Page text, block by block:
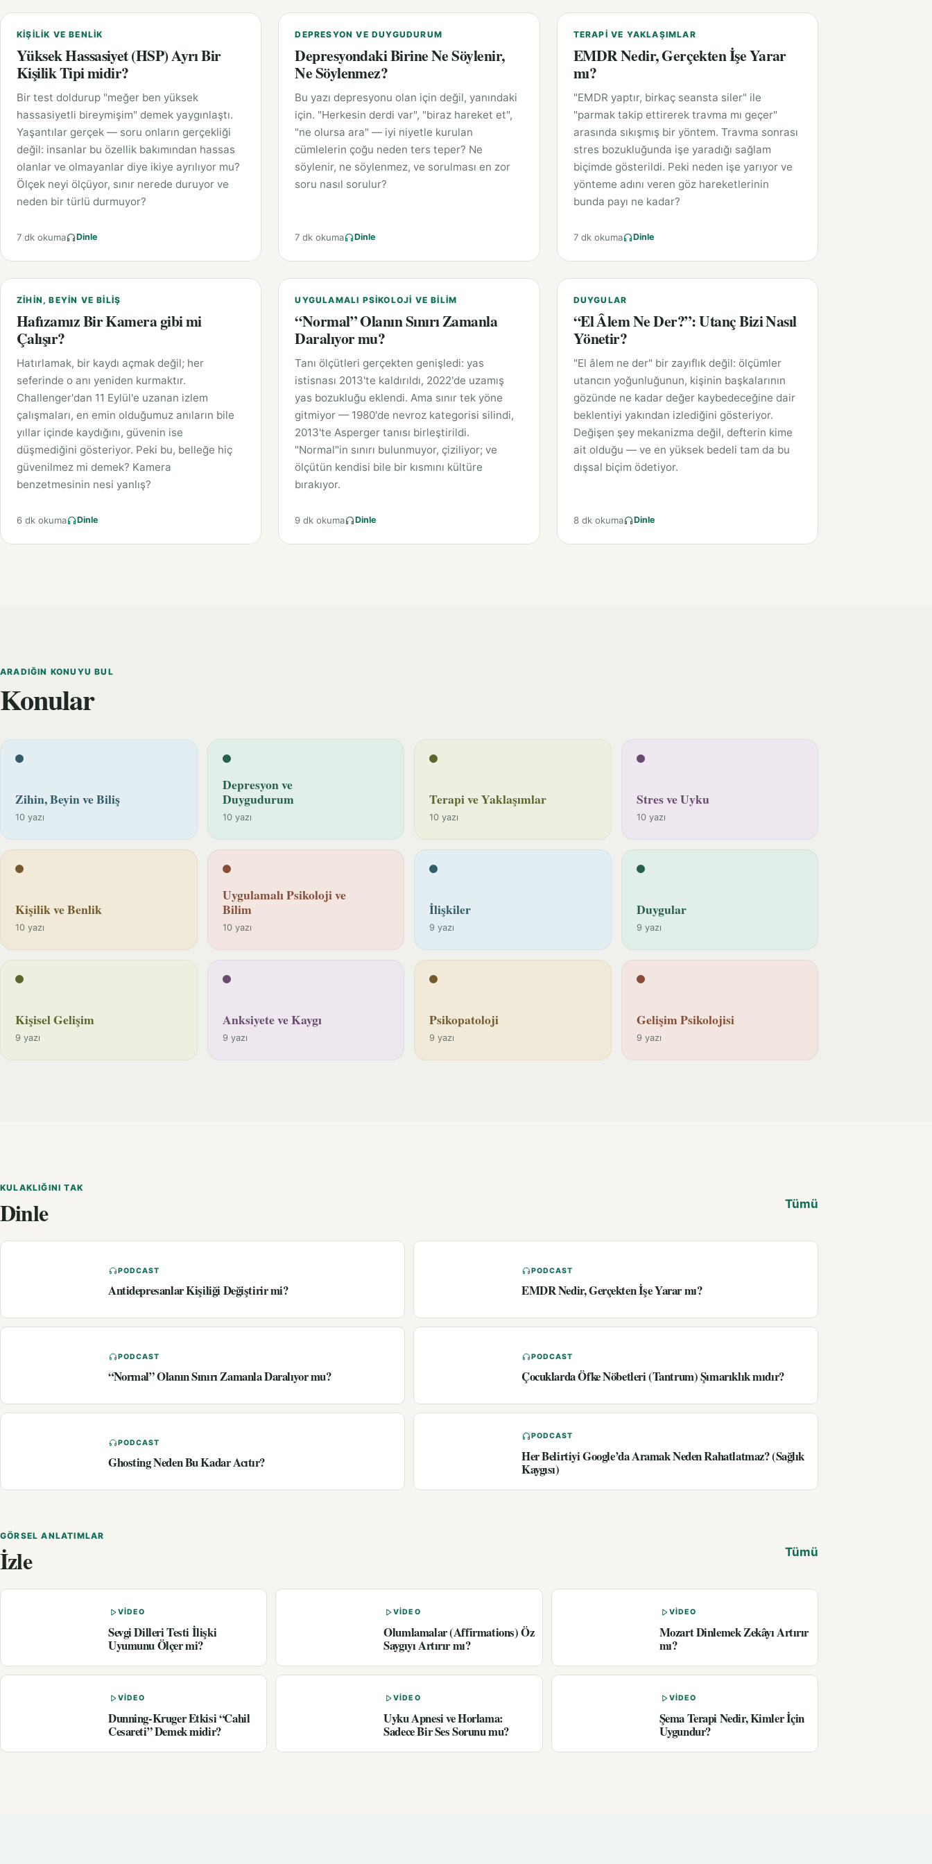
KIŞILIK VE BENLIK
Yüksek Hassasiyet (HSP) Ayrı Bir
Kişilik Tipi midir?
Bir test doldurup "meğer ben yüksek
hassasiyetli bireymişim" demek yaygınlaştı.
Yaşantılar gerçek — soru onların gerçekliği
değil: insanlar bu özellik bakımından hassas
olanlar ve olmayanlar diye ikiye ayrılıyor mu?
Ölçek neyi ölçüyor, sınır nerede duruyor ve
neden bir türlü durmuyor?
7 dk okuma Dinle
DEPRESYON VE DUYGUDURUM
Depresyondaki Birine Ne Söylenir,
Ne Söylenmez?
Bu yazı depresyonu olan için değil, yanındaki
için. "Herkesin derdi var", "biraz hareket et",
"ne olursa ara" — iyi niyetle kurulan
cümlelerin çoğu neden ters teper? Ne
söylenir, ne söylenmez, ve sorulması en zor
soru nasıl sorulur?
7 dk okuma Dinle
TERAPI VE YAKLAŞIMLAR
EMDR Nedir, Gerçekten İşe Yarar
mı?
"EMDR yaptır, birkaç seansta siler" ile
"parmak takip ettirerek travma mı geçer"
arasında sıkışmış bir yöntem. Travma sonrası
stres bozukluğunda işe yaradığı sağlam
biçimde gösterildi. Peki neden işe yarıyor ve
yönteme adını veren göz hareketlerinin
bunda payı ne kadar?
7 dk okuma Dinle
ZIHIN, BEYIN VE BILIŞ
Hafızamız Bir Kamera gibi mi
Çalışır?
Hatırlamak, bir kaydı açmak değil; her
seferinde o anı yeniden kurmaktır.
Challenger'dan 11 Eylül'e uzanan izlem
çalışmaları, en emin olduğumuz anıların bile
yıllar içinde kaydığını, güvenin ise
düşmediğini gösteriyor. Peki bu, belleğe hiç
güvenilmez mi demek? Kamera
benzetmesinin nesi yanlış?
6 dk okuma Dinle
UYGULAMALI PSIKOLOJI VE BILIM
“Normal” Olanın Sınırı Zamanla
Daralıyor mu?
Tanı ölçütleri gerçekten genişledi: yas
istisnası 2013'te kaldırıldı, 2022'de uzamış
yas bozukluğu eklendi. Ama sınır tek yöne
gitmiyor — 1980'de nevroz kategorisi silindi,
2013'te Asperger tanısı birleştirildi.
"Normal"in sınırı bulunmuyor, çiziliyor; ve
ölçütün kendisi bile bir kısmını kültüre
bırakıyor.
9 dk okuma Dinle
DUYGULAR
“El Âlem Ne Der?”: Utanç Bizi Nasıl
Yönetir?
"El âlem ne der" bir zayıflık değil: ölçümler
utancın yoğunluğunun, kişinin başkalarının
gözünde ne kadar değer kaybedeceğine dair
beklentiyi yakından izlediğini gösteriyor.
Değişen şey mekanizma değil, defterin kime
ait olduğu — ve en yüksek bedeli tam da bu
dışsal biçim ödetiyor.
8 dk okuma Dinle
ARADIĞIN KONUYU BUL
Konular
Zihin, Beyin ve Biliş
10 yazı
Depresyon ve
Duygudurum
10 yazı
Terapi ve Yaklaşımlar
10 yazı
Stres ve Uyku
10 yazı
Kişilik ve Benlik
10 yazı
Uygulamalı Psikoloji ve
Bilim
10 yazı
İlişkiler
9 yazı
Duygular
9 yazı
Kişisel Gelişim
9 yazı
Anksiyete ve Kaygı
9 yazı
Psikopatoloji
9 yazı
Gelişim Psikolojisi
9 yazı
KULAKLIĞINI TAK
Dinle Tümü
PODCAST
Antidepresanlar Kişiliği Değiştirir mi?
PODCAST
EMDR Nedir, Gerçekten İşe Yarar mı?
PODCAST
“Normal” Olanın Sınırı Zamanla Daralıyor mu?
PODCAST
Çocuklarda Öfke Nöbetleri (Tantrum) Şımarıklık mıdır?
PODCAST
Ghosting Neden Bu Kadar Acıtır?
PODCAST
Her Belirtiyi Google’da Aramak Neden Rahatlatmaz? (Sağlık
Kaygısı)
GÖRSEL ANLATIMLAR
İzle Tümü
VIDEO
Sevgi Dilleri Testi İlişki
Uyumunu Ölçer mi?
VIDEO
Olumlamalar (Affirmations) Öz
Saygıyı Artırır mı?
VIDEO
Mozart Dinlemek Zekâyı Artırır
mı?
VIDEO
Dunning-Kruger Etkisi “Cahil
Cesareti” Demek midir?
VIDEO
Uyku Apnesi ve Horlama:
Sadece Bir Ses Sorunu mu?
VIDEO
Şema Terapi Nedir, Kimler İçin
Uygundur?